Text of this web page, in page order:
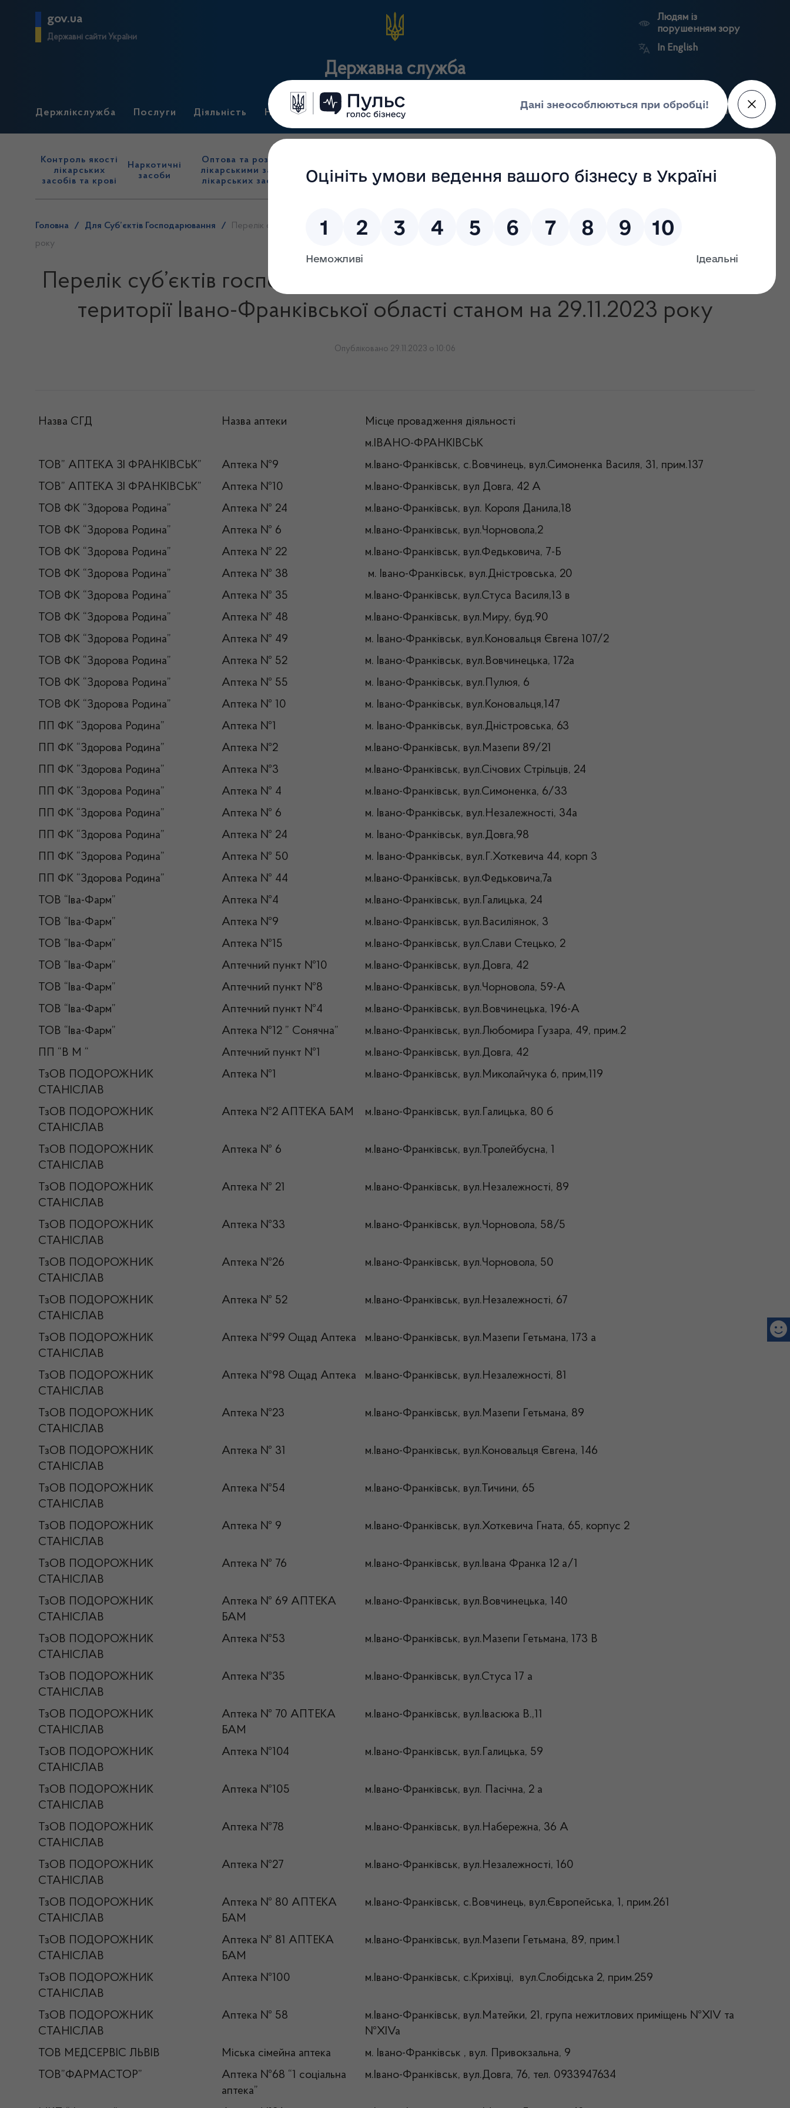
gov.ua
Державні сайти України
Державна служба
Людям із
порушенням зору
In English
Держлікслужба Послуги Діяльність Нормативні документи Для громадськості Прес-центр Пошук
Контроль якості
лікарських
засобів та крові
Наркотичні
засоби
Оптова та роздрібна торгівля
лікарськими засобами, імпорт
лікарських засобів (крім АФІ)
нагляд
(контроль)
засобів, крові та
сертифікація
нагляд
реєстри
портал
Держлікслужби
Головна / Для Суб’єктів Господарювання /
Перелік суб’єктів господарювання, які здійснюють відпуск інсулінів на території Івано-Франківської області станом на 29.11.2023
року
Перелік суб’єктів господарювання, які здійснюють відпуск інсулінів на
території Івано-Франківської області станом на 29.11.2023 року
Опубліковано 29.11.2023 о 10:06
Назва СГД Назва аптеки
Місце провадження діяльності
м.ІВАНО-ФРАНКІВСЬК
ТОВ” АПТЕКА ЗІ ФРАНКІВСЬК”
Аптека №9
м.Івано-Франківськ, с.Вовчинець, вул.Симоненка Василя, 31, прим.137
ТОВ” АПТЕКА ЗІ ФРАНКІВСЬК”
Аптека №10
м.Івано-Франківськ, вул Довга, 42 А
ТОВ ФК “Здорова Родина”
Аптека № 24
м.Івано-Франківськ, вул. Короля Данила,18
ТОВ ФК “Здорова Родина”
Аптека № 6
м.Івано-Франківськ, вул.Чорновола,2
ТОВ ФК “Здорова Родина”
Аптека № 22
м.Івано-Франківськ, вул.Федьковича, 7-Б
ТОВ ФК “Здорова Родина”
Аптека № 38
м. Івано-Франківськ, вул.Дністровська, 20
ТОВ ФК “Здорова Родина”
Аптека № 35
м.Івано-Франківськ, вул.Стуса Василя,13 в
ТОВ ФК “Здорова Родина”
Аптека № 48
м.Івано-Франківськ, вул.Миру, буд.90
ТОВ ФК “Здорова Родина”
Аптека № 49
м. Івано-Франківськ, вул.Коновальця Євгена 107/2
ТОВ ФК “Здорова Родина”
Аптека № 52
м. Івано-Франківськ, вул.Вовчинецька, 172а
ТОВ ФК “Здорова Родина”
Аптека № 55
м. Івано-Франківськ, вул.Пулюя, 6
ТОВ ФК “Здорова Родина”
Аптека № 10
м. Івано-Франківськ, вул.Коновальця,147
ПП ФК “Здорова Родина”
Аптека №1
м. Івано-Франківськ, вул.Дністровська, 63
ПП ФК “Здорова Родина”
Аптека №2
м.Івано-Франківськ, вул.Мазепи 89/21
ПП ФК “Здорова Родина”
Аптека №3
м.Івано-Франківськ, вул.Січових Стрільців, 24
ПП ФК “Здорова Родина”
Аптека № 4
м.Івано-Франківськ, вул.Симоненка, 6/33
ПП ФК “Здорова Родина”
Аптека № 6
м. Івано-Франківськ, вул.Незалежності, 34а
ПП ФК “Здорова Родина”
Аптека № 24
м. Івано-Франківськ, вул.Довга,98
ПП ФК “Здорова Родина”
Аптека № 50
м. Івано-Франківськ, вул.Г.Хоткевича 44, корп 3
ПП ФК “Здорова Родина”
Аптека № 44
м.Івано-Франківськ, вул.Федьковича,7а
ТОВ “Іва-Фарм”
Аптека №4
м.Івано-Франківськ, вул.Галицька, 24
ТОВ “Іва-Фарм”
Аптека №9
м.Івано-Франківськ, вул.Василіянок, 3
ТОВ “Іва-Фарм”
Аптека №15
м.Івано-Франківськ, вул.Слави Стецько, 2
ТОВ “Іва-Фарм”
Аптечний пункт №10
м.Івано-Франківськ, вул.Довга, 42
ТОВ “Іва-Фарм”
Аптечний пункт №8
м.Івано-Франківськ, вул.Чорновола, 59-А
ТОВ “Іва-Фарм”
Аптечний пункт №4
м.Івано-Франківськ, вул.Вовчинецька, 196-А
ТОВ “Іва-Фарм”
Аптека №12 ” Сонячна”
м.Івано-Франківськ, вул.Любомира Гузара, 49, прим.2
ПП “В М “
Аптечний пункт №1
м.Івано-Франківськ, вул.Довга, 42
ТзОВ ПОДОРОЖНИК
СТАНІСЛАВ
Аптека №1 м.Івано-Франківськ, вул.Миколайчука 6, прим,119
ТзОВ ПОДОРОЖНИК
СТАНІСЛАВ
Аптека №2 АПТЕКА БАМ м.Івано-Франківськ, вул.Галицька, 80 б
ТзОВ ПОДОРОЖНИК
СТАНІСЛАВ
Аптека № 6 м.Івано-Франківськ, вул.Тролейбусна, 1
ТзОВ ПОДОРОЖНИК
СТАНІСЛАВ
Аптека № 21 м.Івано-Франківськ, вул.Незалежності, 89
ТзОВ ПОДОРОЖНИК
СТАНІСЛАВ
Аптека №33 м.Івано-Франківськ, вул.Чорновола, 58/5
ТзОВ ПОДОРОЖНИК
СТАНІСЛАВ
Аптека №26 м.Івано-Франківськ, вул.Чорновола, 50
ТзОВ ПОДОРОЖНИК
СТАНІСЛАВ
Аптека № 52 м.Івано-Франківськ, вул.Незалежності, 67
ТзОВ ПОДОРОЖНИК
СТАНІСЛАВ
Аптека №99 Ощад Аптека м.Івано-Франківськ, вул.Мазепи Гетьмана, 173 а
ТзОВ ПОДОРОЖНИК
СТАНІСЛАВ
Аптека №98 Ощад Аптека м.Івано-Франківськ, вул.Незалежності, 81
ТзОВ ПОДОРОЖНИК
СТАНІСЛАВ
Аптека №23 м.Івано-Франківськ, вул.Мазепи Гетьмана, 89
ТзОВ ПОДОРОЖНИК
СТАНІСЛАВ
Аптека № 31 м.Івано-Франківськ, вул.Коновальця Євгена, 146
ТзОВ ПОДОРОЖНИК
СТАНІСЛАВ
Аптека №54 м.Івано-Франківськ, вул.Тичини, 65
ТзОВ ПОДОРОЖНИК
СТАНІСЛАВ
Аптека № 9 м.Івано-Франківськ, вул.Хоткевича Гната, 65, корпус 2
ТзОВ ПОДОРОЖНИК
СТАНІСЛАВ
Аптека № 76 м.Івано-Франківськ, вул.Івана Франка 12 а/1
ТзОВ ПОДОРОЖНИК
СТАНІСЛАВ
Аптека № 69 АПТЕКА
БАМ
м.Івано-Франківськ, вул.Вовчинецька, 140
ТзОВ ПОДОРОЖНИК
СТАНІСЛАВ
Аптека №53 м.Івано-Франківськ, вул.Мазепи Гетьмана, 173 В
ТзОВ ПОДОРОЖНИК
СТАНІСЛАВ
Аптека №35 м.Івано-Франківськ, вул.Стуса 17 а
ТзОВ ПОДОРОЖНИК
СТАНІСЛАВ
Аптека № 70 АПТЕКА
БАМ
м.Івано-Франківськ, вул.Івасюка В.,11
ТзОВ ПОДОРОЖНИК
СТАНІСЛАВ
Аптека №104 м.Івано-Франківськ, вул.Галицька, 59
ТзОВ ПОДОРОЖНИК
СТАНІСЛАВ
Аптека №105 м.Івано-Франківськ, вул. Пасічна, 2 а
ТзОВ ПОДОРОЖНИК
СТАНІСЛАВ
Аптека №78 м.Івано-Франківськ, вул.Набережна, 36 А
ТзОВ ПОДОРОЖНИК
СТАНІСЛАВ
Аптека №27 м.Івано-Франківськ, вул.Незалежності, 160
ТзОВ ПОДОРОЖНИК
СТАНІСЛАВ
Аптека № 80 АПТЕКА
БАМ
м.Івано-Франківськ, с.Вовчинець, вул.Європейська, 1, прим.261
ТзОВ ПОДОРОЖНИК
СТАНІСЛАВ
Аптека № 81 АПТЕКА
БАМ
м.Івано-Франківськ, вул.Мазепи Гетьмана, 89, прим.1
ТзОВ ПОДОРОЖНИК
СТАНІСЛАВ
Аптека №100 м.Івано-Франківськ, с.Крихівці, вул.Слобідська 2, прим.259
ТзОВ ПОДОРОЖНИК
СТАНІСЛАВ
Аптека № 58
м.Івано-Франківськ, вул.Матейки, 21, група нежитлових приміщень №XIV та
№XIVa
ТОВ МЕДСЕРВІС ЛЬВІВ
Міська сімейна аптека
м. Івано-Франківськ , вул. Привокзальна, 9
ТОВ”ФАРМАСТОР”
Аптека №68 “1 соціальна
аптека”
м.Івано-Франківськ, вул.Довга, 76, тел. 0933947634